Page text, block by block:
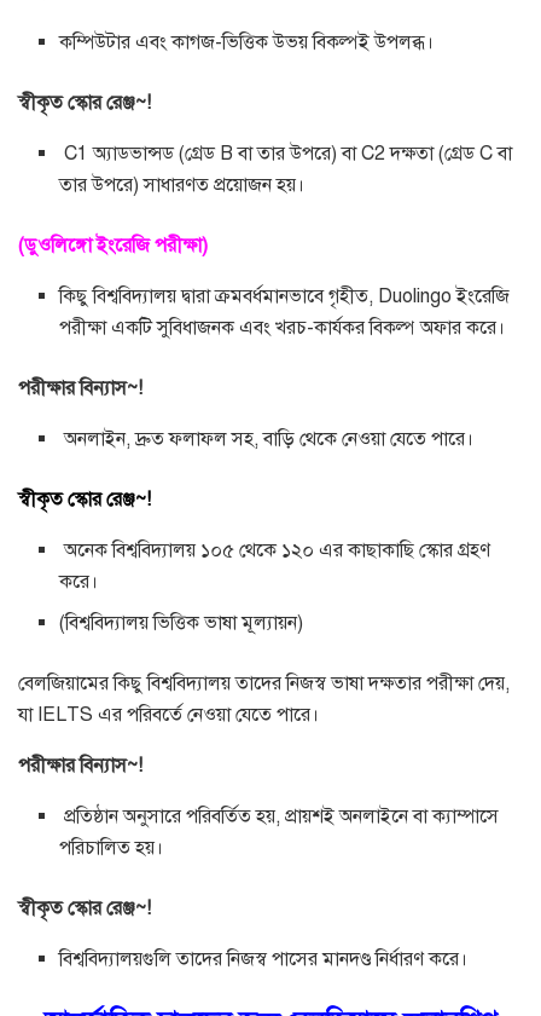
কম্পিউটার এবং কাগজ-ভিত্তিক উভয় বিকল্পই উপলব্ধ।
স্বীকৃত স্কোর রেঞ্জ~!
C1 অ্যাডভান্সড (গ্রেড B বা তার উপরে) বা C2 দক্ষতা (গ্রেড C বা
তার উপরে) সাধারণত প্রয়োজন হয়।
(ডুওলিঙ্গো ইংরেজি পরীক্ষা)
কিছু বিশ্ববিদ্যালয় দ্বারা ক্রমবর্ধমানভাবে গৃহীত, Duolingo ইংরেজি
পরীক্ষা একটি সুবিধাজনক এবং খরচ-কার্যকর বিকল্প অফার করে।
পরীক্ষার বিন্যাস~!
অনলাইন, দ্রুত ফলাফল সহ, বাড়ি থেকে নেওয়া যেতে পারে।
স্বীকৃত স্কোর রেঞ্জ~!
অনেক বিশ্ববিদ্যালয় ১০৫ থেকে ১২০ এর কাছাকাছি স্কোর গ্রহণ
করে।
(বিশ্ববিদ্যালয় ভিত্তিক ভাষা মূল্যায়ন)
বেলজিয়ামের কিছু বিশ্ববিদ্যালয় তাদের নিজস্ব ভাষা দক্ষতার পরীক্ষা দেয়,
যা IELTS এর পরিবর্তে নেওয়া যেতে পারে।
পরীক্ষার বিন্যাস~!
প্রতিষ্ঠান অনুসারে পরিবর্তিত হয়, প্রায়শই অনলাইনে বা ক্যাম্পাসে
পরিচালিত হয়।
স্বীকৃত স্কোর রেঞ্জ~!
বিশ্ববিদ্যালয়গুলি তাদের নিজস্ব পাসের মানদণ্ড নির্ধারণ করে।